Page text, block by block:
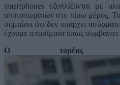
smartphones εξοπλίζονται με
αποτυπωμάτων στο πίσω μέρος.
σημαίνει ότι δεν υπάρχει
έχουμε σπασίματα όπως συμβαίνει
Ο τομέας